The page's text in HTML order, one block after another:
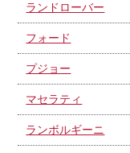
ランドローバー
フォード
プジョー
マセラティ
ランボルギーニ